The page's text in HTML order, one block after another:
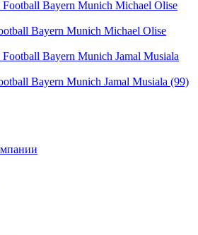
Bayern Munich Michael Olise
Bayern Munich Jamal Musiala (99)